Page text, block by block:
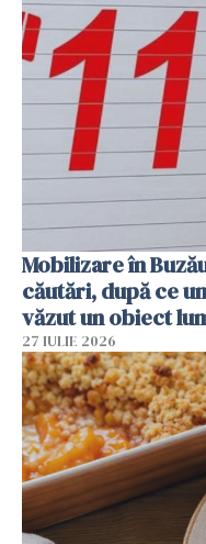
Mobilizare în
căutări, după ce
văzut un obiect
27 IULIE 2026